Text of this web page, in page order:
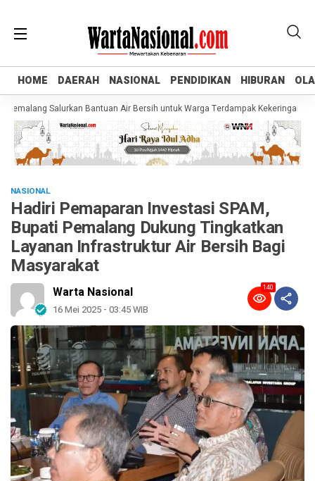
HOME DAERAH NASIONAL PENDIDIKAN HIBURAN
HOME DAERAH NASIONAL PENDIDIKAN HIBURAN
Salurkan Bantuan Air Bersih untuk Warga Terdampak Kekeringan di
NASIONAL
Hadiri Pemaparan Investasi SPAM,
Bupati Pemalang Dukung Tingkatkan
Layanan Infrastruktur Air Bersih Bagi
Masyarakat
Warta Nasional
16 Mei 2025 - 03:45 WIB
140